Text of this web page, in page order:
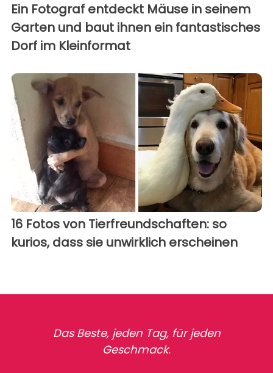
Ein Fotograf entdeckt Mäuse in seinem
Garten und baut ihnen ein fantastisches
Dorf im Kleinformat
16 Fotos von Tierfreundschaften: so
kurios, dass sie unwirklich erscheinen
Das Beste, jeden Tag, für jeden
Geschmack.